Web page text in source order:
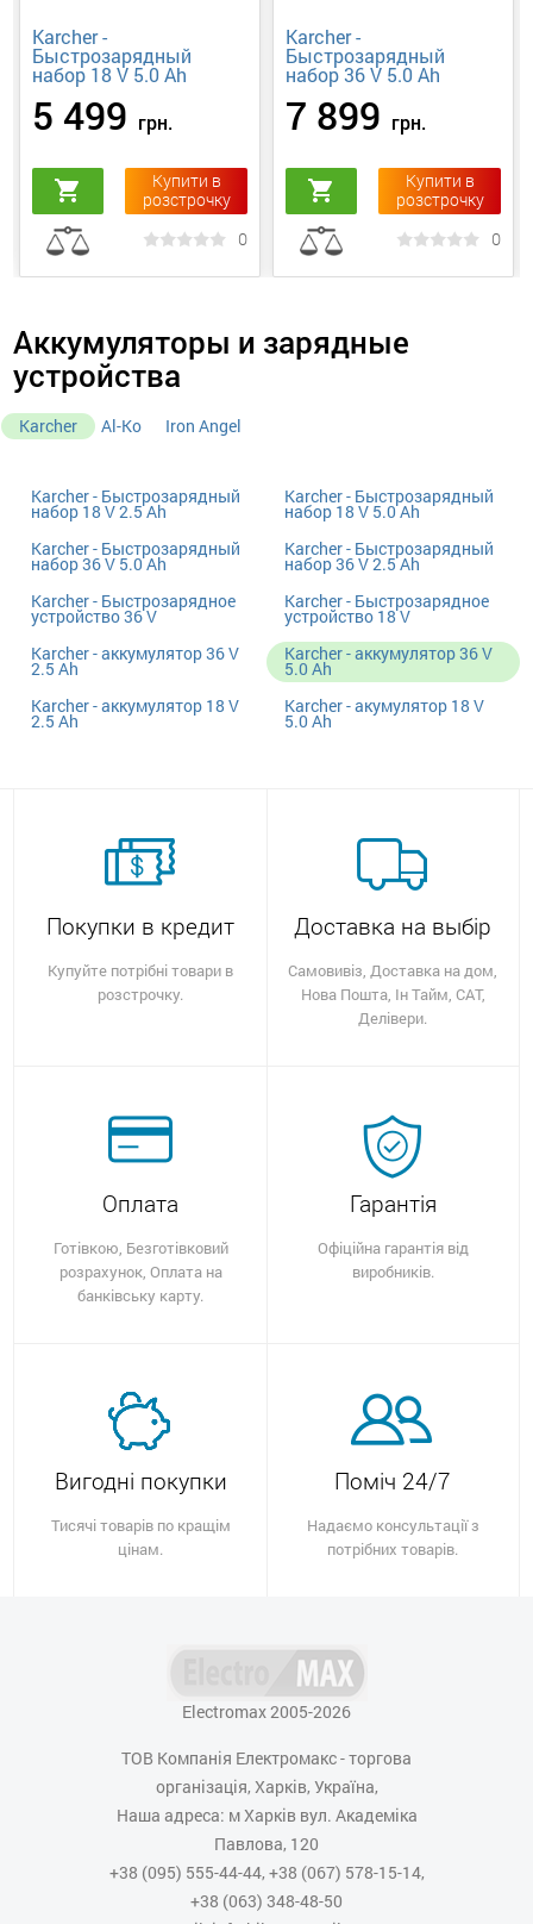
Karcher -
Быстрозарядный
набор 18 V 5.0 Ah
5 499 грн.
shopping_cart
Купити в
розстрочку
0
Karcher -
Быстрозарядный
набор 36 V 5.0 Ah
7 899 грн.
shopping_cart
Купити в
розстрочку
0
Аккумуляторы и зарядные
устройства
Karcher Al-Ko Iron Angel
Karcher - Быстрозарядный
набор 18 V 2.5 Ah
Karcher - Быстрозарядный
набор 18 V 5.0 Ah
Karcher - Быстрозарядный
набор 36 V 5.0 Ah
Karcher - Быстрозарядный
набор 36 V 2.5 Ah
Karcher - Быстрозарядное
устройство 36 V
Karcher - Быстрозарядное
устройство 18 V
Karcher - аккумулятор 36 V
2.5 Ah
Karcher - аккумулятор 36 V
5.0 Ah
Karcher - аккумулятор 18 V
2.5 Ah
Karcher - акумулятор 18 V
5.0 Ah
Покупки в кредит
Купуйте потрібні товари в
розстрочку.
Доставка на выбір
Самовивіз, Доставка на дом,
Нова Пошта, Ін Тайм, САТ,
Делівери.
Оплата
Готівкою, Безготівковий
розрахунок, Оплата на
банківську карту.
Гарантія
Офіційна гарантія від
виробників.
Вигодні покупки
Тисячі товарів по кращім
цінам.
Поміч 24/7
Надаємо консультації з
потрібних товарів.
Electromax 2005-2026
ТОВ Компанія Електромакс - торгова
організація, Харків, Україна,
Наша адреса: м Харків вул. Академіка
Павлова, 120
+38 (095) 555-44-44, +38 (067) 578-15-14,
+38 (063) 348-48-50